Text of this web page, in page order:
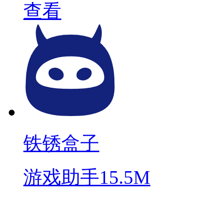
查看
铁锈盒子
游戏助手15.5M